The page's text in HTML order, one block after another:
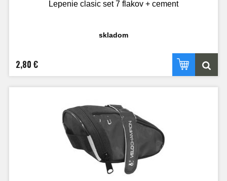
Lepenie clasic set 7 flakov + cement
skladom
2,80 €